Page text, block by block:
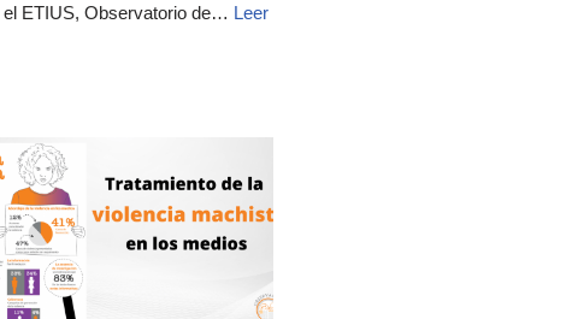
ETIUS, Observatorio de… Leer